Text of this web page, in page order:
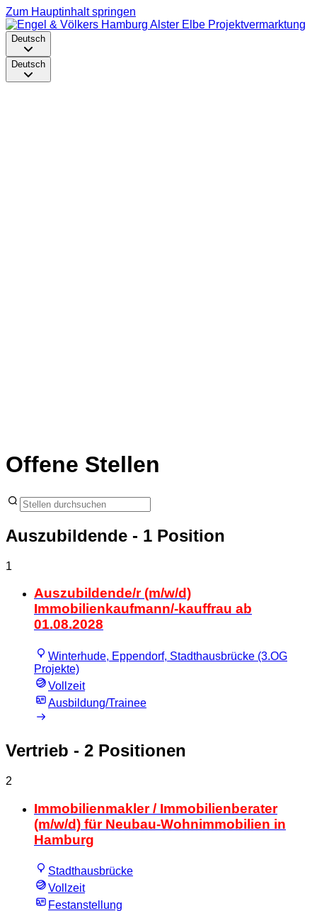
Zum Hauptinhalt springen
Deutsch
Deutsch
Offene Stellen
Auszubildende - 1 Position
1
Auszubildende/r (m/w/d)
Immobilienkaufmann/-kauffrau ab
01.08.2028
Winterhude, Eppendorf, Stadthausbrücke (3.OG
Projekte)
Vollzeit
Ausbildung/Trainee
Vertrieb - 2 Positionen
2
Immobilienmakler / Immobilienberater
(m/w/d) für Neubau-Wohnimmobilien in
Hamburg
Stadthausbrücke
Vollzeit
Festanstellung